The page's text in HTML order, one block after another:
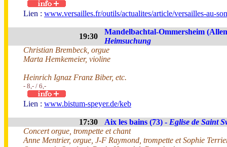
Lien : www.versailles.fr/outils/actualites/article/versailles-au-
19:30
Mandelbachtal-Ommersheim
Heimsuchung
Christian Brembeck, orgue
Marta Hemkemeier, violine
Heinrich Ignaz Franz Biber, etc.
- 8,- / 6,-
Lien : www.bistum-speyer.de/keb
17:30 Aix les bains (73) - Eglise de Saint
Concert orgue, trompette et chant
Anne Mentrier, orgue, J-F Raymond, trompette et Sophie